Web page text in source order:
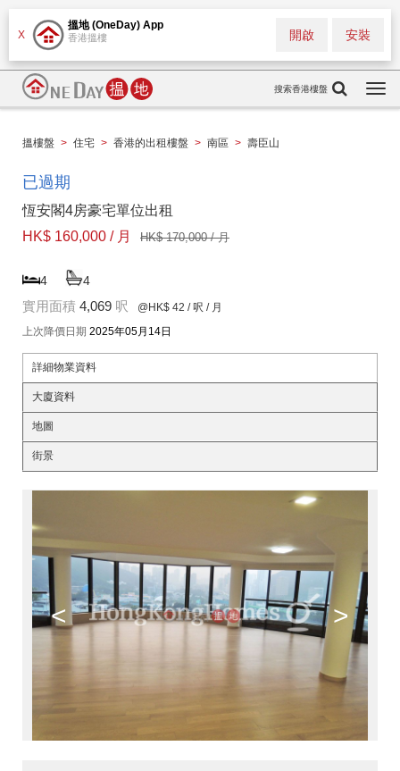
X
搵地 (OneDay) App
香港搵樓 安裝
開啟
搜索香港樓盤
搵樓盤 > 住宅 > 香港的出租樓盤 > 南區 > 壽臣山
已過期
恆安閣4房豪宅單位出租
HK$ 160,000 / 月
HK$ 170,000 / 月
4 4
實用面積 4,069 呎 @HK$ 42 / 呎 / 月
上次降價日期 2025年05月14日
詳細物業資料
大廈資料
地圖
街景
< >